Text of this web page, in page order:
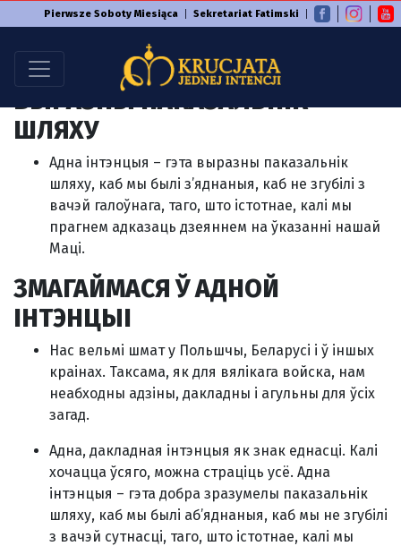
Pierwsze Soboty Miesiąca Sekretariat Fatimski
АДНА, ДАКЛАДНАЯ ІНТЭНЦЫЯ
ЯК ЗНАК ЕДНАСЦІ – ЯК
ВЫРАЗНЫ ПАКАЗАЛЬНІК
ШЛЯХУ
Адна інтэнцыя – гэта выразны паказальнік
шляху, каб мы былі з’яднаныя, каб не згубілі з
вачэй галоўнага, таго, што істотнае, калі мы
прагнем адказаць дзеяннем на ўказанні нашай
Маці.
ЗМАГАЙМАСЯ Ў АДНОЙ
ІНТЭНЦЫІ
Нас вельмі шмат у Польшчы, Беларусі і ў іншых
краінах. Таксама, як для вялікага войска, нам
неабходны адзіны, дакладны і агульны для ўсіх
загад.
Адна, дакладная інтэнцыя як знак еднасці. Калі
хочацца ўсяго, можна страціць усё. Адна
інтэнцыя – гэта добра зразумелы паказальнік
шляху, каб мы былі аб’яднаныя, каб мы не згубілі
з вачэй сутнасці, таго, што істотнае, калі мы